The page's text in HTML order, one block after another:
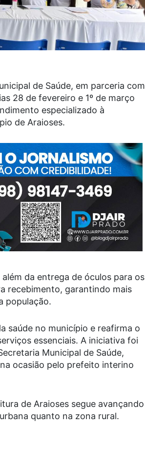
de Saúde, em parceria com
28 de fevereiro e 1º de março
especializado à
de Araioses.
da entrega de óculos para os
recebimento, garantindo mais
população.
saúde no município e reafirma o
essenciais. A iniciativa foi
Municipal de Saúde,
ocasião pelo prefeito interino
de Araioses segue avançando
quanto na zona rural.